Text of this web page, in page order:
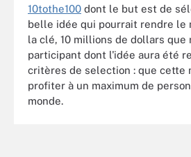
10tothe100 dont le but est de
belle idée qui pourrait rendre le
la clé, 10 millions de dollars que
participant dont l'idée aura été
critères de selection : que cette
profiter à un maximum de
monde.